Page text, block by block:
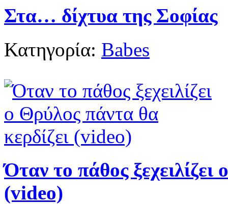
Στα… δίχτυα της Σοφίας
Κατηγορία: Babes
Όταν το πάθος
(video)